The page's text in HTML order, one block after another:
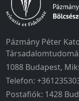
Pázmány Péter
1088 Budapest,
Telefon:
Postafiók: 1428